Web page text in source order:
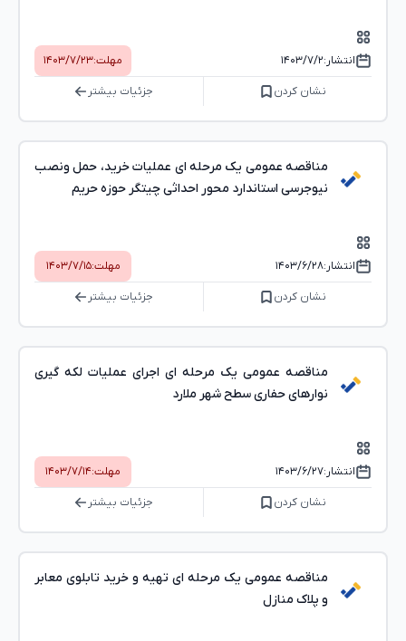
انتشار:۱۴۰۳/۷/۲ مهلت:۱۴۰۳/۷/۲۳
نشان کردن جزئیات بیشتر
مناقصه عمومی یک مرحله ای عملیات خرید، حمل ونصب
نیوجرسی استاندارد محور احداثی چیتگر حوزه حریم
انتشار:۱۴۰۳/۶/۲۸ مهلت:۱۴۰۳/۷/۱۵
نشان کردن جزئیات بیشتر
مناقصه عمومی یک مرحله ای اجرای عملیات لکه گیری
نوارهای حفاری سطح شهر ملارد
انتشار:۱۴۰۳/۶/۲۷ مهلت:۱۴۰۳/۷/۱۴
نشان کردن جزئیات بیشتر
مناقصه عمومی یک مرحله ای تهیه و خرید تابلوی معابر
و پلاک منازل